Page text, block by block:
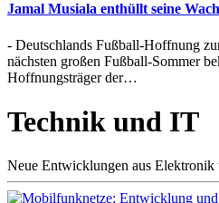
Jamal Musiala enthüllt seine
- Deutschlands Fußball-Hoffnung
nächsten großen Fußball-Sommer
Hoffnungsträger der…
Technik und IT
Neue Entwicklungen aus